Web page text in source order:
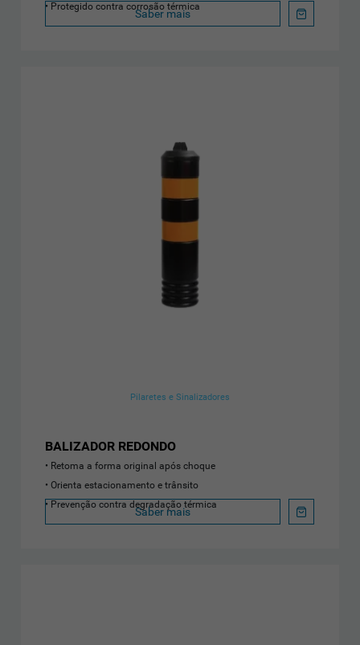
Protegido contra corrosão térmica
Saber mais
Pilaretes e Sinalizadores
BALIZADOR REDONDO
Retoma a forma original após choque
Orienta estacionamento e trânsito
Prevenção contra degradação térmica
Saber mais